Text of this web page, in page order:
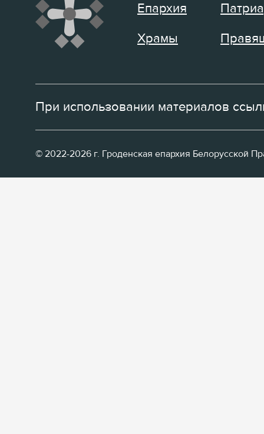
Епархия
Храмы
При использовании материалов
© 2022-2026 г. Гроденская епархия Белорусской